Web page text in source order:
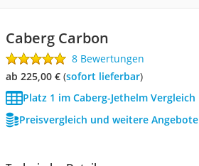
Caberg Carbon
8 Bewertungen
ab 225,00 €( Sofort lieferbar)
Platz 1 im Caberg-Jethelm Vergleich
Preisvergleich und weitere Angebote